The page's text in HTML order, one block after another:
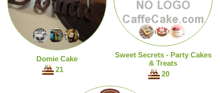
Domie Cake
21
Sweet Secrets - Party Cakes
& Treats
20